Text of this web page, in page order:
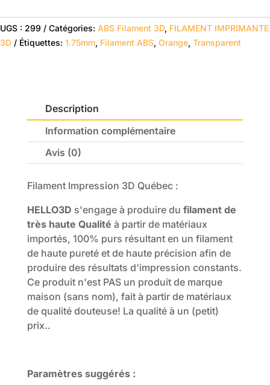
Transparent
Orange
1.75mm
UGS : 299 Catégories: ABS Filament 3D, FILAMENT IMPRIMANTE
3D
Étiquettes: 1.75mm, Filament ABS, Orange, Transparent
Description
Information complémentaire
Avis (0)
Filament Impression 3D Québec :
HELLO3D s'engage à produire du filament de
très haute Qualité à partir de matériaux
importés, 100% purs résultant en un filament
de haute pureté et de haute précision afin de
produire des résultats d'impression constants.
Ce produit n'est PAS un produit de marque
maison (sans nom), fait à partir de matériaux
de qualité douteuse! La qualité à un (petit)
prix..
Paramètres suggérés :